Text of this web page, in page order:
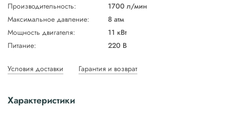
Производительность:
1700 л/мин
Максимальное давление:
8 атм
Мощность двигателя:
11 кВт
Питание:
220 В
Условия доставки Гарантия и возврат
Характеристики